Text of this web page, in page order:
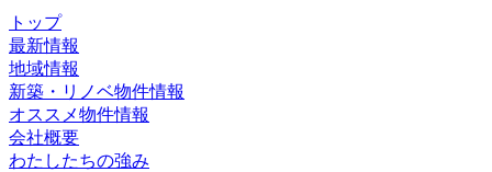
トップ
最新情報
地域情報
新築・リノベ物件情報
オススメ物件情報
会社概要
わたしたちの強み